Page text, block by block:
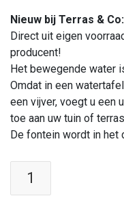
Nieuw bij Terras &
Direct uit eigen
producent!
Het bewegende water
Omdat in een
een vijver, voegt u een
toe aan uw tuin of
De fontein wordt in het